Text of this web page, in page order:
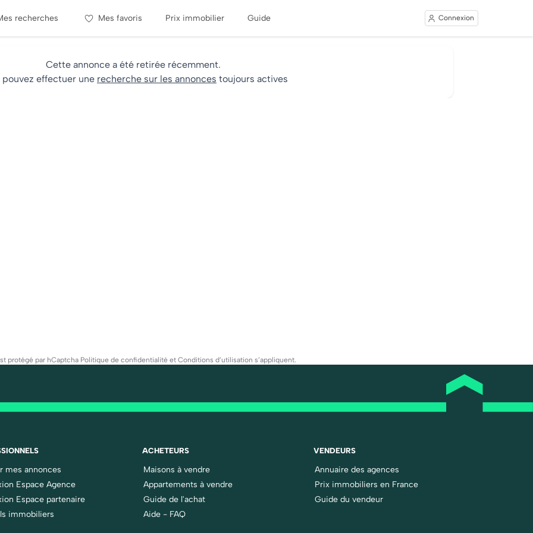
recherches Mes favoris Prix immobilier Guide Connexion
Cette annonce a été retirée récemment.
pouvez effectuer une recherche sur les annonces toujours actives
protégé par hCaptcha Politique de confidentialitéet Conditions d’utilisation s’appliquent.
mes annonces
Espace Agence
Espace partenaire
immobiliers
ACHETEURS
Maisons à vendre
Appartements à vendre
Guide de l'achat
Aide - FAQ
VENDEURS
Annuaire des agences
Prix immobiliers en France
Guide du vendeur